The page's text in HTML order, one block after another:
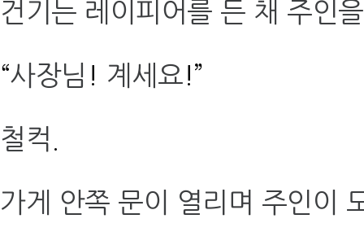
건기는 레이피어를 든 채 주인
“사장님 ! 계세요!”
철컥
가게 안쪽 문이 열리며 주인이